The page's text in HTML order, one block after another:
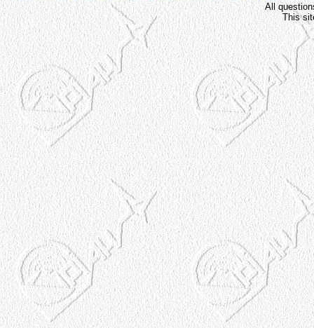
All
This